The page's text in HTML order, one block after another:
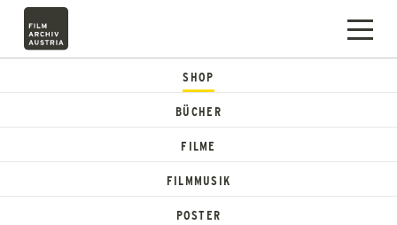
SHOP
BÜCHER
FILME
FILMMUSIK
POSTER